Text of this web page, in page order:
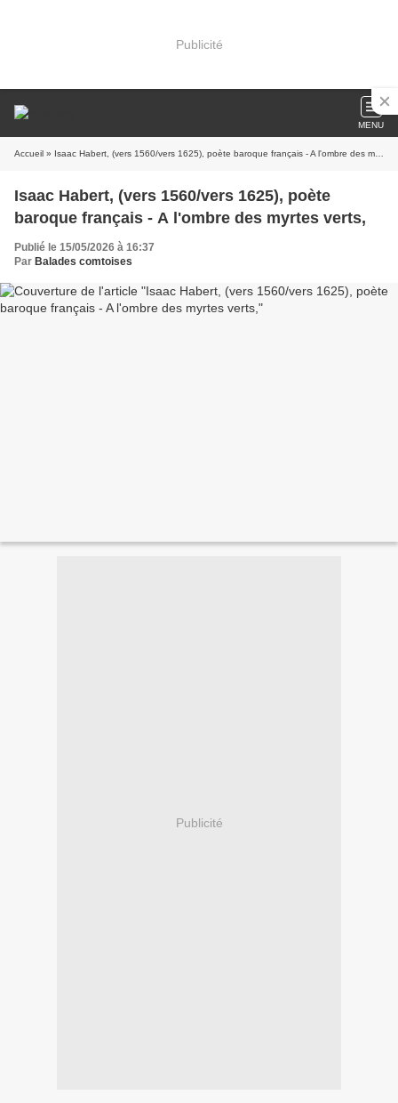
Publicité
MENU
Accueil » Isaac Habert, (vers 1560/vers 1625), poète baroque français - A l'ombre des myrtes verts,
Isaac Habert, (vers 1560/vers 1625), poète
baroque français - A l'ombre des myrtes verts,
Publié le 15/05/2026 à 16:37
Par Balades comtoises
Publicité